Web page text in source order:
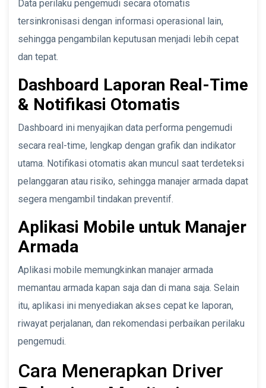
Data perilaku pengemudi secara otomatis
tersinkronisasi dengan informasi operasional lain,
sehingga pengambilan keputusan menjadi lebih cepat
dan tepat.
Dashboard Laporan Real-Time
& Notifikasi Otomatis
Dashboard ini menyajikan data performa pengemudi
secara real-time, lengkap dengan grafik dan indikator
utama. Notifikasi otomatis akan muncul saat terdeteksi
pelanggaran atau risiko, sehingga manajer armada dapat
segera mengambil tindakan preventif.
Aplikasi Mobile untuk Manajer
Armada
Aplikasi mobile memungkinkan manajer armada
memantau armada kapan saja dan di mana saja. Selain
itu, aplikasi ini menyediakan akses cepat ke laporan,
riwayat perjalanan, dan rekomendasi perbaikan perilaku
pengemudi.
Cara Menerapkan Driver